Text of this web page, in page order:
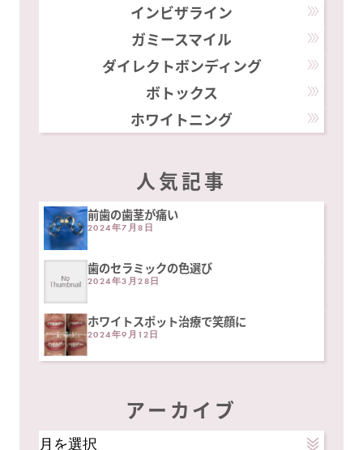
インビザライン
ガミースマイル
ダイレクトボンディング
ボトックス
ホワイトニング
人気記事
前歯の歯茎が痛い
2024年7月8日
歯のセラミックの色選び
2024年3月28日
ホワイトスポット治療で笑顔に
2024年9月12日
アーカイブ
ア